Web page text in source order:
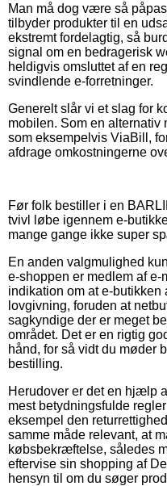
Man må dog være så
tilbyder produkter til en
ekstremt fordelagtig, så
signal om en bedragerisk
heldigvis omsluttet af en
svindlende e-forretninger.
Generelt slår vi et slag for
mobilen. Som en
som eksempelvis ViaBill,
afdrage omkostningerne
Før folk bestiller i en
tvivl løbe igennem e-
mange gange ikke super
En anden valgmulighed
e-shoppen er medlem af
indikation om at e-
lovgivning, foruden at
sagkyndige der er meget
området. Det er en rigtig
hånd, for så vidt du møder
bestilling.
Herudover er det en hjælp
mest betydningsfulde
eksempel den
samme måde relevant, at
købsbekræftelse, således
eftervise sin shopping af
hensyn til om du søger